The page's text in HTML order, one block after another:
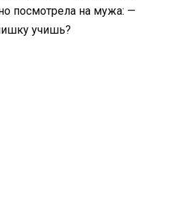
посмотрела на мужа: —
учишь?